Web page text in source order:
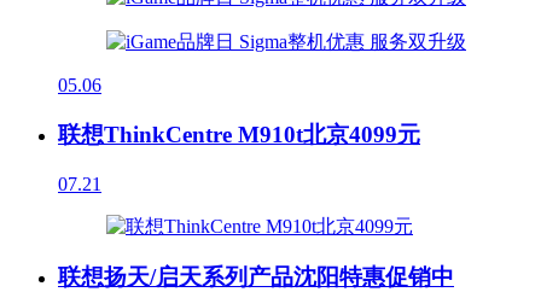
05.06
联想ThinkCentre M910t北京4099元
07.21
联想扬天/启天系列产品沈阳特惠促销中